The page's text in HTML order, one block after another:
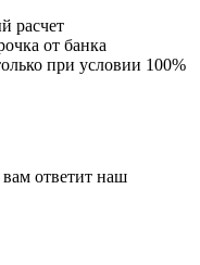
расчет
от банка
при условии 100%
ответит наш